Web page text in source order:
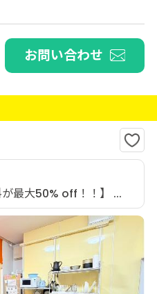
お問い合わせ
が最大50% off！！】 ...